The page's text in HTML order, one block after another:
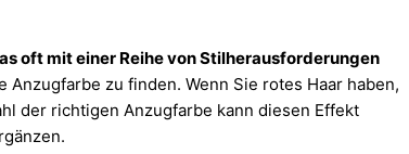
oft mit einer Reihe von Stilherausforderungen
zu finden. Wenn Sie rotes Haar haben,
der richtigen Anzugfarbe kann diesen Effekt